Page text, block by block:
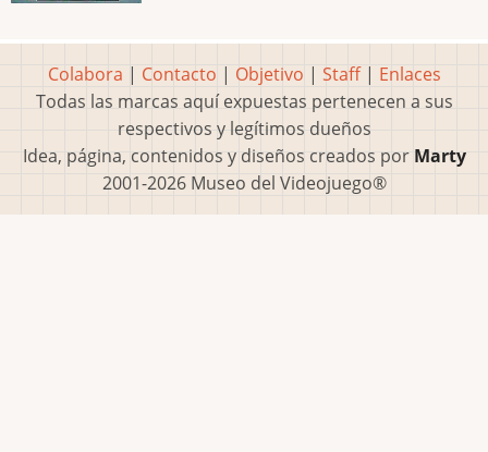
Colabora | Contacto | Objetivo | Staff| Enlaces
Todas las marcas aquí expuestas pertenecen a sus
respectivos y legítimos dueños
Idea, página, contenidos y diseños creados por Marty
2001-2026 Museo del Videojuego®